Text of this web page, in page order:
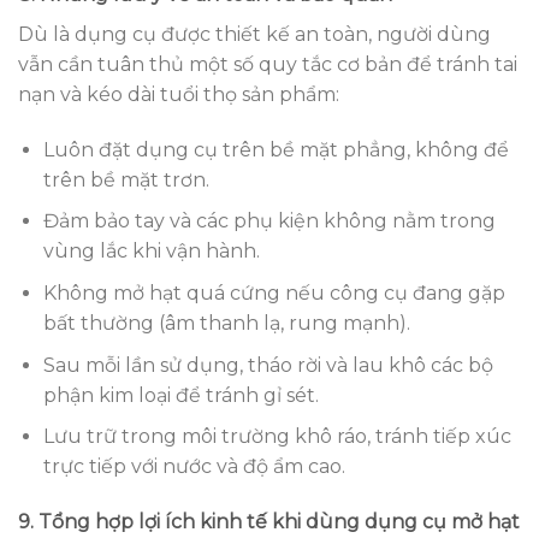
Dù là dụng cụ được thiết kế an toàn, người dùng
vẫn cần tuân thủ một số quy tắc cơ bản để tránh tai
nạn và kéo dài tuổi thọ sản phẩm:
Luôn đặt dụng cụ trên bề mặt phẳng, không để
trên bề mặt trơn.
Đảm bảo tay và các phụ kiện không nằm trong
vùng lắc khi vận hành.
Không mở hạt quá cứng nếu công cụ đang gặp
bất thường (âm thanh lạ, rung mạnh).
Sau mỗi lần sử dụng, tháo rời và lau khô các bộ
phận kim loại để tránh gỉ sét.
Lưu trữ trong môi trường khô ráo, tránh tiếp xúc
trực tiếp với nước và độ ẩm cao.
9. Tổng hợp lợi ích kinh tế khi dùng dụng cụ mở hạt